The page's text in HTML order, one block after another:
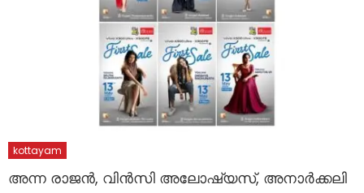
kottayam
അന്ന രാജന്‍, വിന്‍സി അലോഷ്യസ്, അനാര്‍ക്കലി